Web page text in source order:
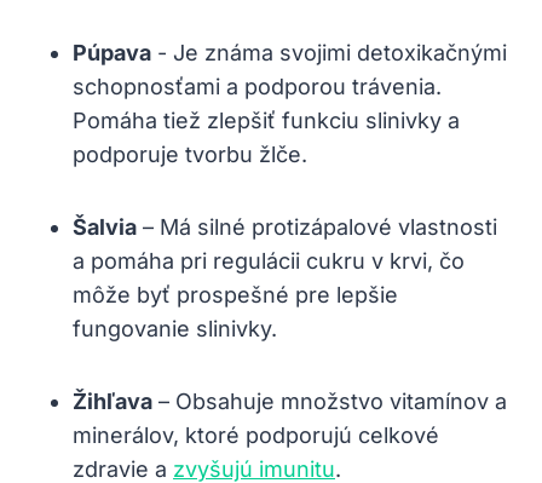
Púpava -‍ Je známa ⁢svojimi detoxikačnými
schopnosťami a ⁤podporou trávenia.
Pomáha tiež zlepšiť ⁤funkciu slinivky ⁤a ​
podporuje tvorbu žlče.
Šalvia – ⁢Má silné ⁢protizápalové vlastnosti
a pomáha pri regulácii cukru ⁤v ⁣krvi, čo
môže byť prospešné⁣ pre lepšie
fungovanie slinivky.
Žihľava – Obsahuje ⁤množstvo ⁣vitamínov a
⁤minerálov, ktoré podporujú celkové
zdravie a zvyšujú imunitu.